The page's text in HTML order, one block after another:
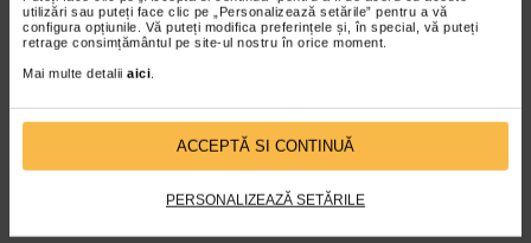
utilizări sau puteți face clic pe „Personalizează setările” pentru a vă
configura opțiunile. Vă puteți modifica preferințele și, în special, vă puteți
retrage consimțământul pe site-ul nostru în orice moment.
Mai multe detalii aici.
ACCEPTĂ SI CONTINUĂ
PERSONALIZEAZĂ SETĂRILE
dorita.
Posibilitatile de limitare a miscarii sunt:
flexie 0°, 15°, 30°, 45°, 60°, 75°, 90°, 105°, 120°
extensie 0°, 15°, 30°, 45°, 60°, 75°, 90°
2 benzi de fixare prevazute cu scai la nivelul gambei
2 benzi de fixare prevazute cu scai la nivelul coapsei.